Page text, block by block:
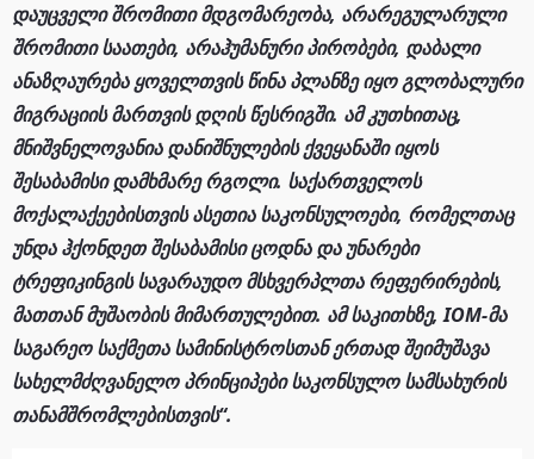
დაუცველი შრომითი მდგომარეობა, არარეგულარული
შრომითი საათები, არაჰუმანური პირობები, დაბალი
ანაზღაურება ყოველთვის წინა პლანზე იყო გლობალური
მიგრაციის მართვის დღის წესრიგში. ამ კუთხითაც,
მნიშვნელოვანია დანიშნულების ქვეყანაში იყოს
შესაბამისი დამხმარე რგოლი. საქართველოს
მოქალაქეებისთვის ასეთია საკონსულოები, რომელთაც
უნდა ჰქონდეთ შესაბამისი ცოდნა და უნარები
ტრეფიკინგის სავარაუდო მსხვერპლთა რეფერირების,
მათთან მუშაობის მიმართულებით. ამ საკითხზე, IOM-მა
საგარეო საქმეთა სამინისტროსთან ერთად შეიმუშავა
სახელმძღვანელო პრინციპები საკონსულო სამსახურის
თანამშრომლებისთვის“.